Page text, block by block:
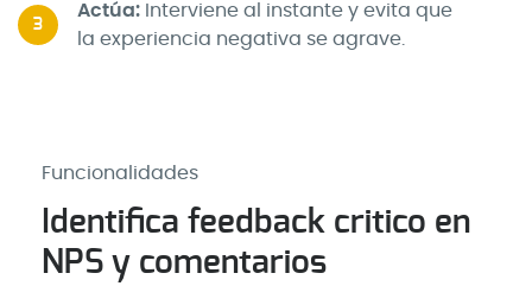
3
Actúa: Interviene al instante y evita que
la experiencia negativa se agrave.
Funcionalidades
Identifica feedback critico en
NPS y comentarios